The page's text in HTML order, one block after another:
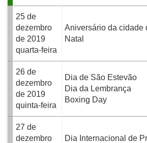
25 de
dezembro
de 2019
quarta-feira
Aniversário da cidade
Natal
26 de
dezembro
de 2019
quinta-feira
Dia de São Estevão
Dia da Lembrança
Boxing Day
27 de
dezembro
Dia Internacional de